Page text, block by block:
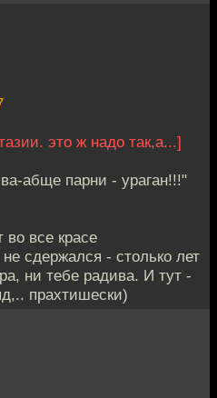
это ж надо так,а...]
абще парни - ураган!!!"
все красе
сдержался - столько лет
ни тебе радива. И тут -
прахтишески)